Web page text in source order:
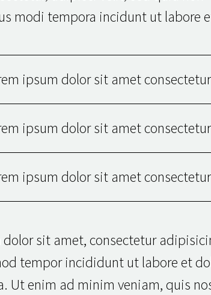
modi tempora incidunt ut labore
ipsum dolor sit amet consectetur
ipsum dolor sit amet consectetur
ipsum dolor sit amet consectetur
sit amet, consectetur
tempor incididunt ut labore et
Ut enim ad minim veniam, quis